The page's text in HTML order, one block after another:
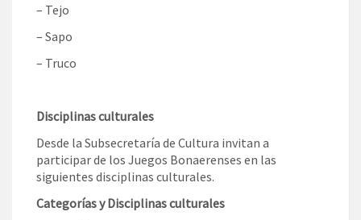
– Tejo
– Sapo
– Truco
Disciplinas culturales
Desde la Subsecretaría de Cultura invitan a
participar de los Juegos Bonaerenses en las
siguientes disciplinas culturales.
Categorías y Disciplinas culturales